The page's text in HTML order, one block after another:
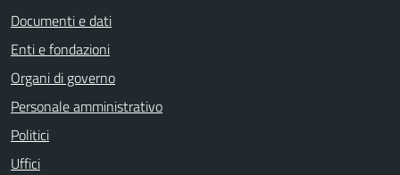
Documenti e dati
Enti e fondazioni
Organi di governo
Personale amministrativo
Politici
Uffici